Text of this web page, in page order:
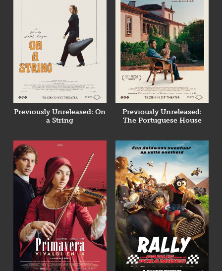
Previously Unreleased: On
a String
Previously Unreleased:
The Portuguese House